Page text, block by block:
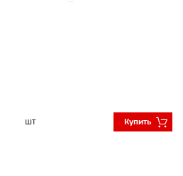
шт Купить